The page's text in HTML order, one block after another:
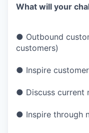
What will your
● Outbound
customers)
● Inspire
● Discuss current
● Inspire through